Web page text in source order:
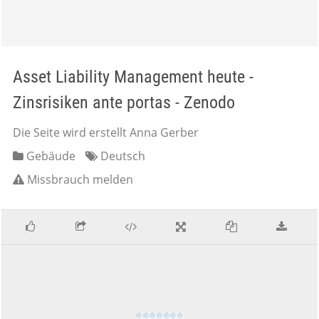
Asset Liability Management heute -
Zinsrisiken ante portas - Zenodo
Die Seite wird erstellt Anna Gerber
Gebäude
Deutsch
Missbrauch melden